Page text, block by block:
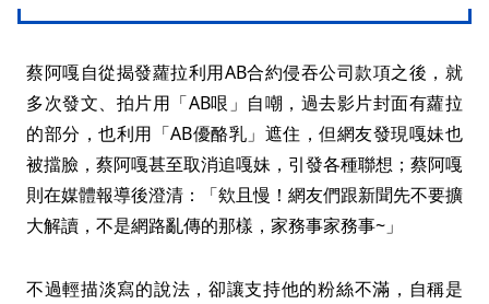
蔡阿嘎自從揭發蘿拉利用AB合約侵吞公司款項之後，就
多次發文、拍片用「AB哏」自嘲，過去影片封面有蘿拉
的部分，也利用「AB優酪乳」遮住，但網友發現嘎妹也
被擋臉，蔡阿嘎甚至取消追嘎妹，引發各種聯想；蔡阿嘎
則在媒體報導後澄清：「欸且慢！網友們跟新聞先不要擴
大解讀，不是網路亂傳的那樣，家務事家務事~」
不過輕描淡寫的說法，卻讓支持他的粉絲不滿，自稱是